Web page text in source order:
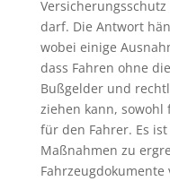
darf. Die Antwort
wobei einige
dass Fahren ohne
Bußgelder und
ziehen kann, sowohl
für den Fahrer. Es
Maßnahmen zu